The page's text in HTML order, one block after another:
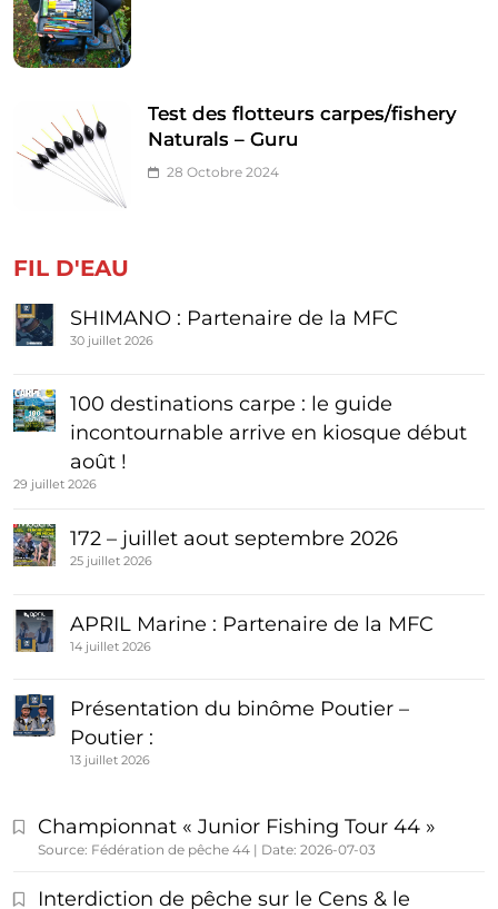
Test des flotteurs carpes/fishery
Naturals – Guru
28 Octobre 2024
FIL D'EAU
SHIMANO : Partenaire de la MFC
30 juillet 2026
100 destinations carpe : le guide
incontournable arrive en kiosque début
août !
29 juillet 2026
172 – juillet aout septembre 2026
25 juillet 2026
APRIL Marine : Partenaire de la MFC
14 juillet 2026
Présentation du binôme Poutier –
Poutier :
13 juillet 2026
Championnat « Junior Fishing Tour 44 »
Source: Fédération de pêche 44 Date: 2026-07-03
Interdiction de pêche sur le Cens & le